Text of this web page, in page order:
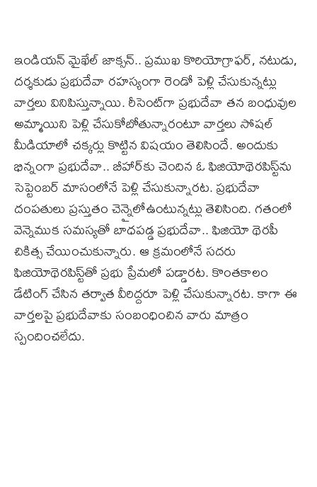
ఇండియన్‌ మైఖేల్‌ జాక్సన్‌.. ప్రముఖ కొరియోగ్రాఫర్‌, నటుడు,
దర్శకుడు ప్రభుదేవా రహస్యంగా రెండో పెళ్లి చేసుకున్నట్లు
వార్తలు వినిపిస్తున్నాయి. రీసెంట్‌గా ప్రభుదేవా తన బంధువుల
అమ్మాయిని పెళ్లి చేసుకోబోతున్నారంటూ వార్తలు సోషల్
మీడియాలో చక్కర్లు కొట్టిన విషయం తెలిసిందే. అందుకు
భిన్నంగా ప్రభుదేవా.. బీహార్‌కు చెందిన ఓ ఫిజియోథెరపిస్ట్‌ను
సెప్టెంబర్‌ మాసంలోనే పెళ్లి చేసుకున్నారట. ప్రభుదేవా
దంపతులు ప్రస్తుతం చెన్నైలోఉంటున్నట్లు తెలిసింది. గతంలో
వెన్నెముక సమస్యతో బాధపడ్డ ప్రభుదేవా.. ఫిజియో థెరపీ
చికిత్స చేయించుకున్నారు. ఆ క్రమంలోనే సదరు
ఫిజియోథెరపిస్ట్‌తో ప్రభు ప్రేమలో పడ్డారట. కొంతకాలం
డేటింగ్ చేసిన తర్వాత వీరిద్దరూ పెళ్లి చేసుకున్నారట. కాగా ఈ
వార్తలపై ప్రభుదేవాకు సంబంధించిన వారు మాత్రం
స్పందించలేదు.